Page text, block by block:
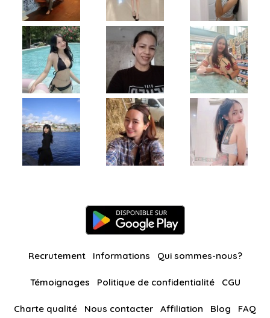
Recrutement Informations Qui sommes-nous?
Témoignages Politique de confidentialité CGU
Charte qualité Nous contacter Affiliation Blog FAQ